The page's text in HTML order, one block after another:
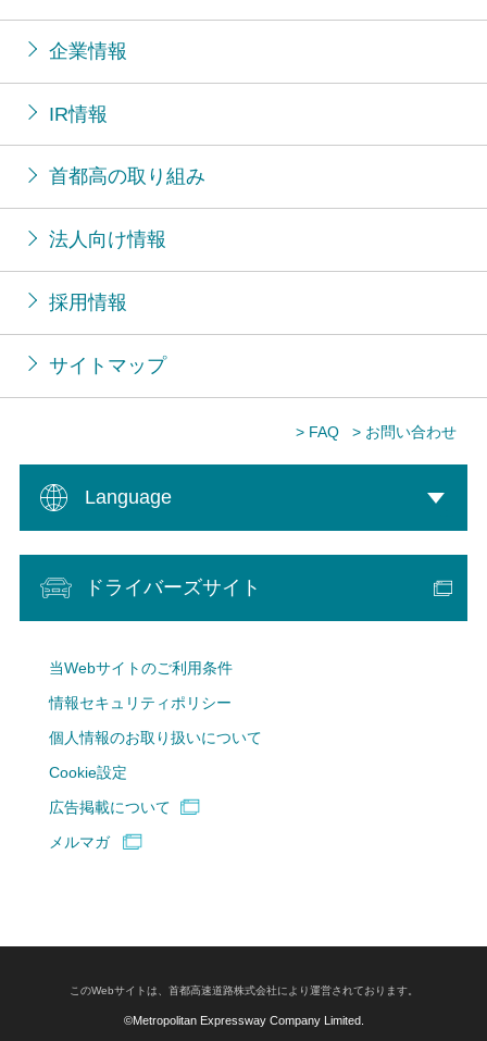
企業情報
IR情報
首都高の取り組み
法人向け情報
採用情報
サイトマップ
> FAQ > お問い合わせ
Language
ドライバーズサイト
当Webサイトのご利用条件
情報セキュリティポリシー
個人情報のお取り扱いについて
Cookie設定
広告掲載について
メルマガ
このWebサイトは、首都高速道路株式会社により運営されております。
©Metropolitan Expressway Company Limited.